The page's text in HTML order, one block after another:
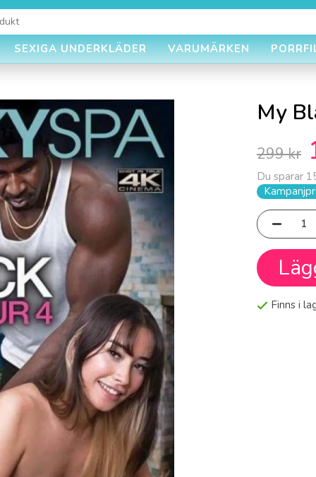
SEXIGA UNDERKLÄDER VARUMÄRKEN
My
299 kr
Du sparar
Finns i